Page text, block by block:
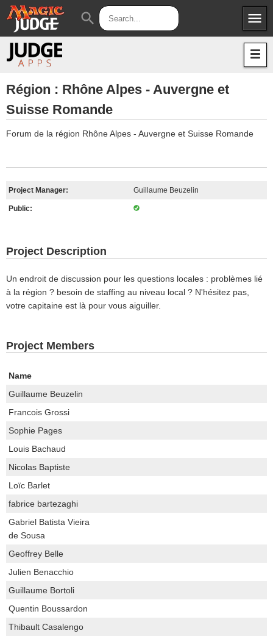
menu
Apps
search
Région : Rhône Alpes - Auvergne et
Suisse Romande
Forum de la région Rhône Alpes - Auvergne et Suisse Romande
Project Manager: Guillaume Beuzelin
Public:
Project Description
Un endroit de discussion pour les questions locales : problèmes lié
à la région ? besoin de staffing au niveau local ? N'hésitez pas,
votre capitaine est là pour vous aiguiller.
Project Members
Name
Guillaume Beuzelin
Francois Grossi
Sophie Pages
Louis Bachaud
Nicolas Baptiste
Loïc Barlet
fabrice bartezaghi
Gabriel Batista Vieira
de Sousa
Geoffrey Belle
Julien Benacchio
Guillaume Bortoli
Quentin Boussardon
Thibault Casalengo